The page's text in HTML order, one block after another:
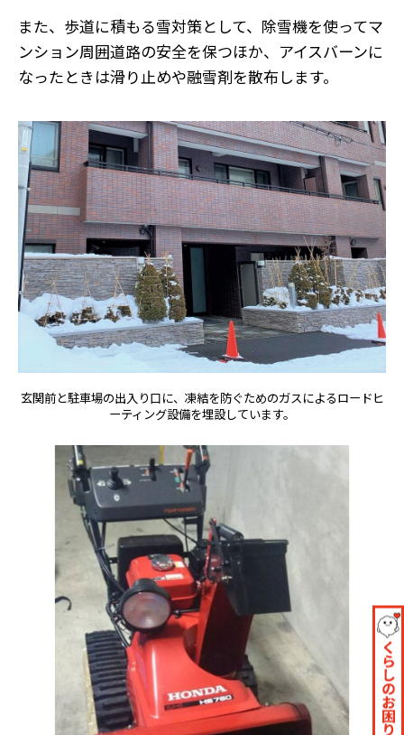
また、歩道に積もる雪対策として、除雪機を使ってマ
ンション周囲道路の安全を保つほか、アイスバーンに
なったときは滑り止めや融雪剤を散布します。
玄関前と駐車場の出入り口に、凍結を防ぐためのガスによるロードヒ
ーティング設備を埋設しています。